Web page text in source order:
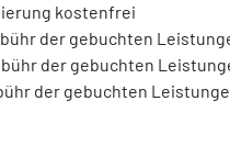
kostenfrei
der gebuchten
der gebuchten
der gebuchten